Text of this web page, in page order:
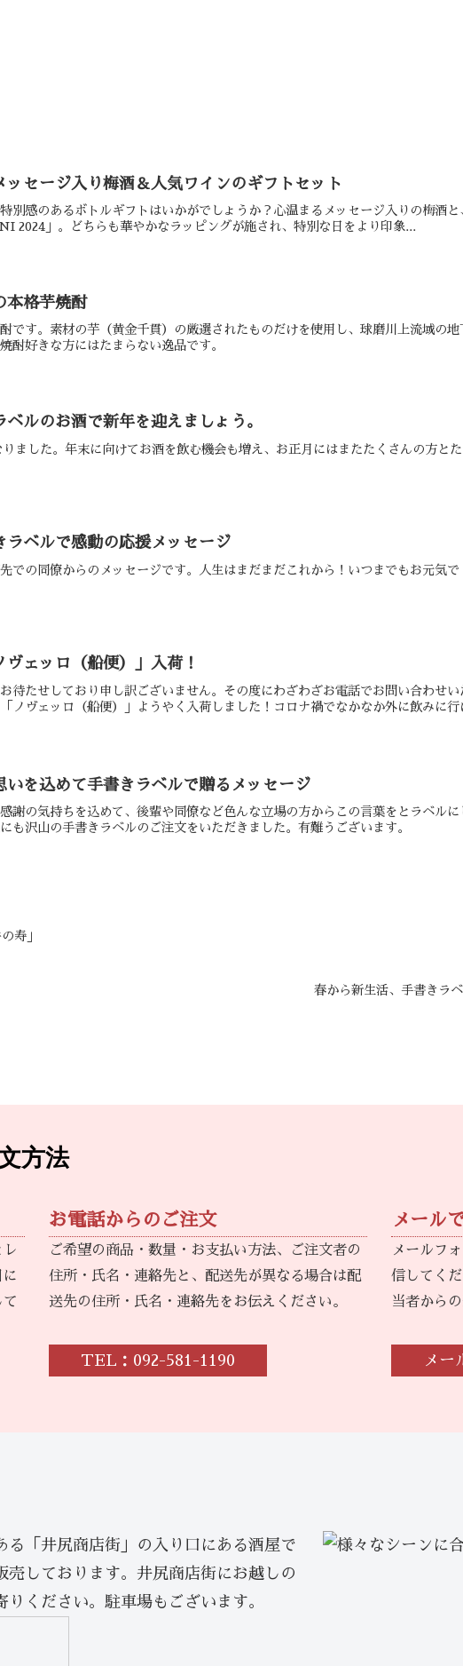
ッセージ入り梅酒＆人気ワインのギフトセット
別感のあるボトルギフトはいかがでしょうか？心温まるメッセージ入りの梅酒
」。どちらも華やかなラッピングが施され、特別な日をより印象...
本格芋焼酎
です。素材の芋（黄金千貫）の厳選されたものだけを使用し、球磨川上流域の
酎好きな方にはたまらない逸品です。
ルのお酒で新年を迎えましょう。
ました。年末に向けてお酒を飲む機会も増え、お正月にはまたたくさんの方と
ラベルで感動の応援メッセージ
での同僚からのメッセージです。人生はまだまだこれから！いつまでもお元気
ェッロ（船便）」入荷！
待たせしており申し訳ございません。その度にわざわざお電話でお問い合わせ
ノヴェッロ（船便）」ようやく入荷しました！コロナ禍でなかなか外に飲みに行
いを込めて手書きラベルで贈るメッセージ
謝の気持ちを込めて、後輩や同僚など色んな立場の方からこの言葉をとラベル
も沢山の手書きラベルのご注文をいただきました。有難うございます。
寿」
春から新生活、手書きラ
方法
お電話からのご注文
ご希望の商品・数量・お支払い方法、ご注文者の
住所・氏名・連絡先と、配送先が異なる場合は配
送先の住所・氏名・連絡先をお伝えください。
TEL：092-581-1190
メール
メールフ
信してく
当者から
メー
る「井尻商店街」の入り口にある酒屋で
しております。井尻商店街にお越しの
ください。駐車場もございます。